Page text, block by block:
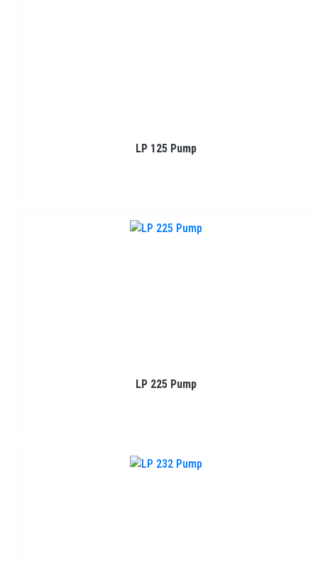
LP 125 Pump
LP 225 Pump